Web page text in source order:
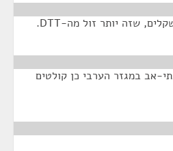
אב במגזר הערבי כן קולטים